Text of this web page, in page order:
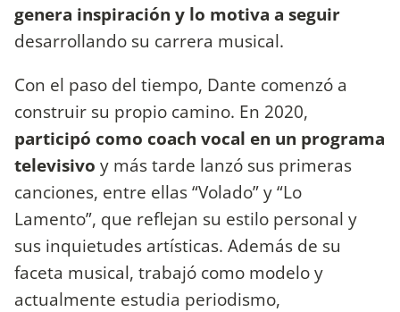
genera inspiración y lo motiva a seguir
desarrollando su carrera musical.
Con el paso del tiempo, Dante comenzó a
construir su propio camino. En 2020,
participó como coach vocal en un programa
televisivo y más tarde lanzó sus primeras
canciones, entre ellas “Volado” y “Lo
Lamento”, que reflejan su estilo personal y
sus inquietudes artísticas. Además de su
faceta musical, trabajó como modelo y
actualmente estudia periodismo,